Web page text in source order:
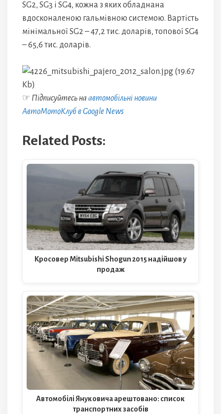
SG2, SG3 і SG4, кожна з яких обладнана
вдосконаленою гальмівною системою. Вартість
мінімальної SG2 – 47,2 тис. доларів, топової SG4
– 65,6 тис. доларів.
☞ Підписуйтесь на автомобільні новини
АвтоМотоКлуб в Google News
Related Posts:
Кросовер Mitsubishi Shogun 2015 надійшов у
продаж
Автомобілі Януковича арештовано: список
транспортних засобів